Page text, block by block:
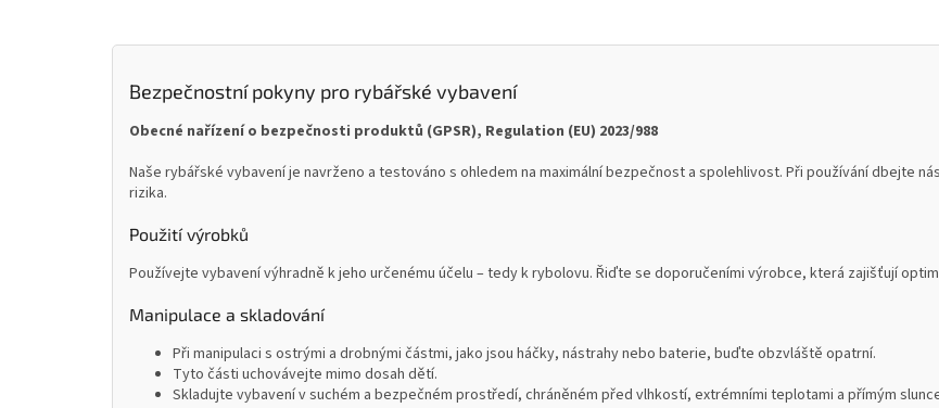
Bezpečnostní pokyny pro rybářské vybavení
Obecné nařízení o bezpečnosti produktů (GPSR), Regulation (EU) 2023/988
Naše rybářské vybavení je navrženo a testováno s ohledem na maximální bezpečnost a spolehlivost. Při používání dbejte
rizika.
Použití výrobků
Používejte vybavení výhradně k jeho určenému účelu – tedy k rybolovu. Řiďte se doporučeními výrobce, která zajišťují
Manipulace a skladování
Při manipulaci s ostrými a drobnými částmi, jako jsou háčky, nástrahy nebo baterie, buďte obzvláště opatrní.
Tyto části uchovávejte mimo dosah dětí.
Skladujte vybavení v suchém a bezpečném prostředí, chráněném před vlhkostí, extrémními teplotami a přímým